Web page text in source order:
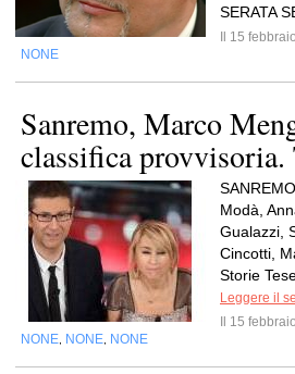
SERATA
Il 15
NONE
Sanremo, Marco
classifica provvisoria.
Modà,
Gualazzi,
Cincotti,
Storie
Leggere il
Il 15
NONE NONE NONE